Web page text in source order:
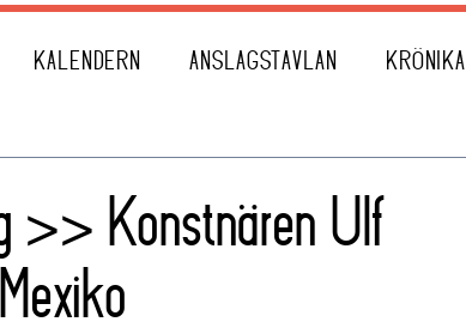
KALENDERN ANSLAGSTAVLAN KRÖNIKA
>> Konstnären Ulf